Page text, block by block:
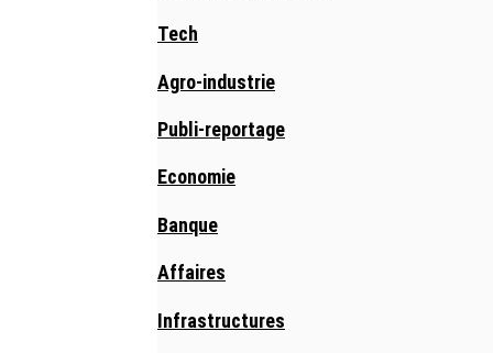
Tech
Agro-industrie
Publi-reportage
Economie
Banque
Affaires
Infrastructures